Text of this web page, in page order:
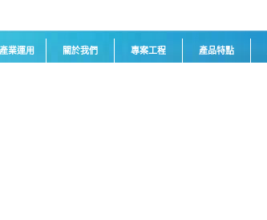
業運用 關於我們 專案工程 產品特點